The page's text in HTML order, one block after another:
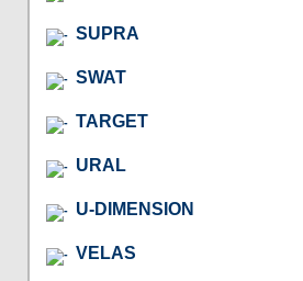
SUPRA
SWAT
TARGET
URAL
U-DIMENSION
VELAS